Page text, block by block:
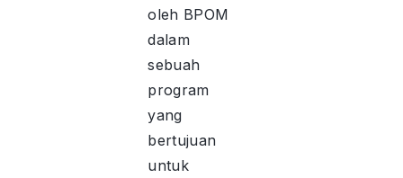
oleh BPOM
dalam
sebuah
program
yang
bertujuan
untuk